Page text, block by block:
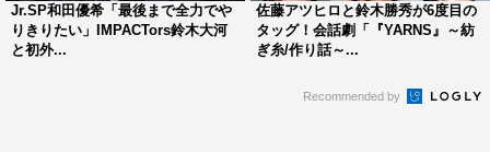
3月10日（日）12：00（小林且弥、井澤巧麻）／16：
00（鎌苅健太、井澤巧麻）
チケット一般発売：2月16日（土）前10：00～
Jr.SP和田優希「最後まで全力でや
りきりたい」IMPACTors鈴木大河
と初外...
佐藤アツヒロと鈴木勝秀が6度目の
タッグ！会話劇「『YARNS』～紡
ぎ糸/作り話～...
Recommended by